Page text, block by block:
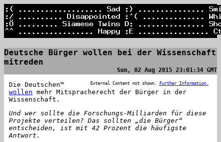
Deutsche Bürger wollen bei der Wissenschaft
mitreden
Sun, 02 Aug 2015 23:01:34 GMT
External Content not shown. Further Information.
Die Deutschen™
wollen mehr Mitspracherecht der Bürger in der
Wissenschaft.
Und wer sollte die Forschungs-Milliarden für diese
Projekte verteilen? Das sollten „die Bürger“
entscheiden, ist mit 42 Prozent die häufigste
Antwort.